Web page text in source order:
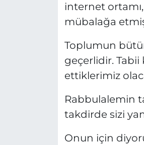
internet
mübalağa etmiş
Toplumun
geçerlidir. Tabii
ettiklerimiz
Rabbulalemin
takdirde sizi
Onun için